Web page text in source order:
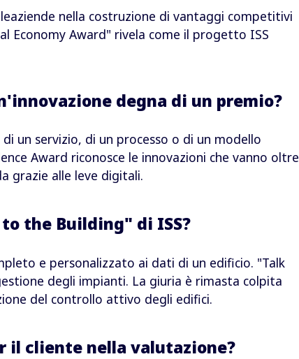
aziende nella costruzione di vantaggi competitivi
Economy Award" rivela come il progetto ISS
degna di un premio?
un servizio, di un processo o di un modello
Award riconosce le innovazioni che vanno oltre
grazie alle leve digitali.
the Building" di ISS?
e personalizzato ai dati di un edificio. "Talk
degli impianti. La giuria è rimasta colpita
del controllo attivo degli edifici.
il cliente nella valutazione?